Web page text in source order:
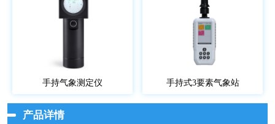
手持气象测定仪 手持式3要素气象站
产品详情